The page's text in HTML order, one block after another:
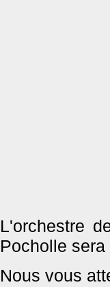
L'orchestre
Pocholle
Nous vous